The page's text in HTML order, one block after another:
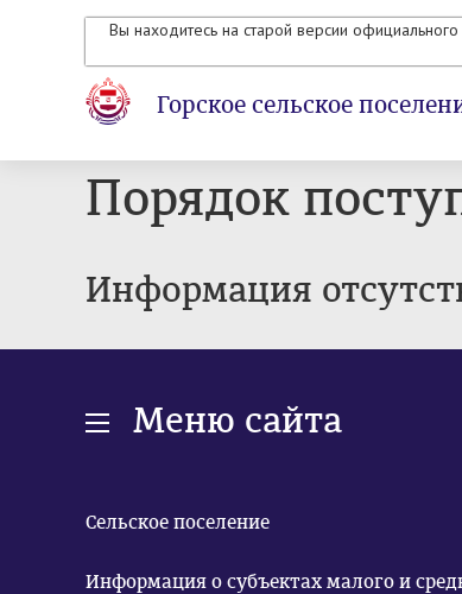
Вы находитесь на старой версии
Горское сельское
Порядок
Информация
Меню сайта
Сельское поселение
Информация о субъектах малого и